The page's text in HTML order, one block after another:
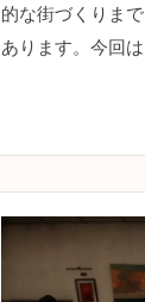
的な街づくりま
あります。今回